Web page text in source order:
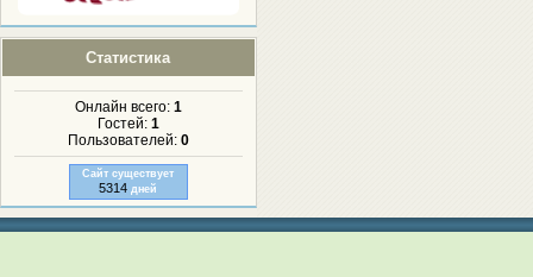
Статистика
Онлайн всего: 1
Гостей: 1
Пользователей: 0
Сайт существует
5314 дней